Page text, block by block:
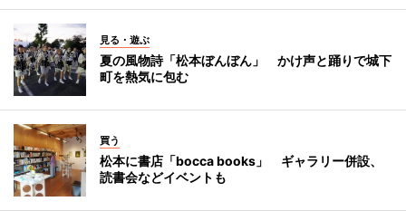
見る・遊ぶ
夏の風物詩「松本ぼんぼん」 かけ声と踊りで城下
町を熱気に包む
買う
松本に書店「bocca books」 ギャラリー併設、
読書会などイベントも